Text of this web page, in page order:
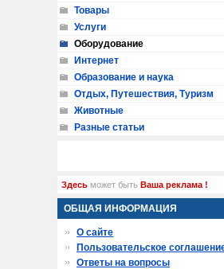
Товары
Услуги
Оборудование
Интернет
Образование и наука
Отдых, Путешествия, Туризм
Животные
Разные статьи
Здесь может быть Ваша реклама !
ОБЩАЯ ИНФОРМАЦИЯ
О сайте
Пользовательское
Ответы на вопросы